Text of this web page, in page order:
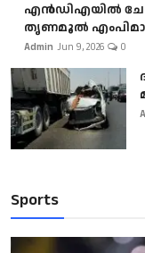
എൻഡിഎയിൽ
തൃണമൂൽ
Admin Jun 9, 2026 0
Sports